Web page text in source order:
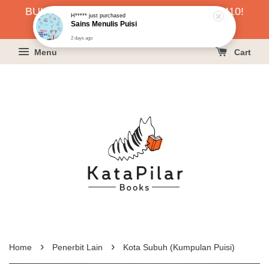
BUKU HARGA RAHMAH SERENDAH RM10!
KLIK SINI UNTUK PESAN!
Menu Cart
Home › Penerbit Lain › Kota Subuh (Kumpulan Puisi)
H*****just purchased
Sains Menulis Puisi
2 days ago